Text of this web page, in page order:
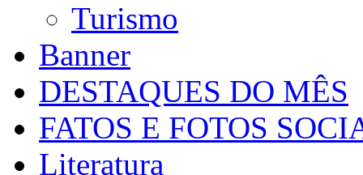
Turismo
Banner
DESTAQUES DO MÊS
FATOS E FOTOS
Literatura